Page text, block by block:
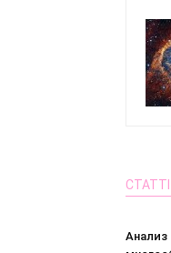
Анализ